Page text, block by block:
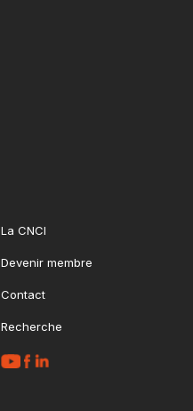
La CNCI
Devenir membre
Contact
Recherche